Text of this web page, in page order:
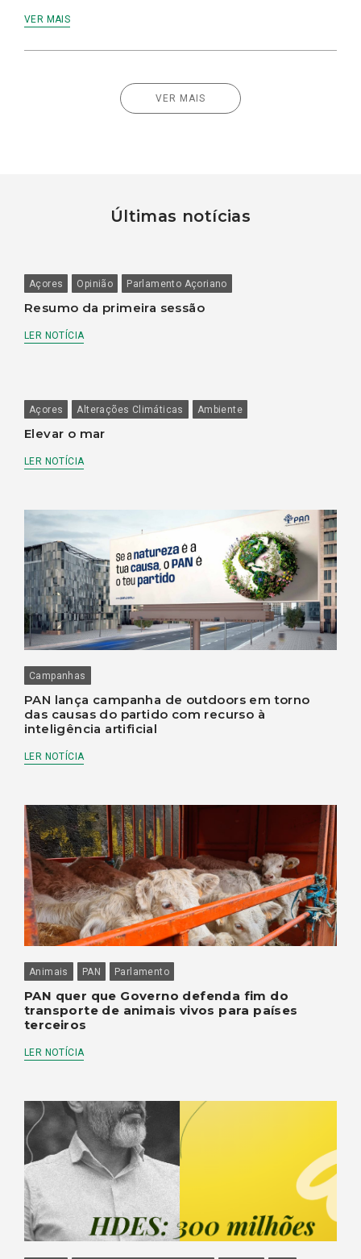
VER MAIS
VER MAIS
Últimas notícias
Açores Opinião Parlamento Açoriano
Resumo da primeira sessão
LER NOTÍCIA
Açores Alterações Climáticas Ambiente
Elevar o mar
LER NOTÍCIA
Campanhas
PAN lança campanha de outdoors em torno
das causas do partido com recurso à
inteligência artificial
LER NOTÍCIA
Animais PAN Parlamento
PAN quer que Governo defenda fim do
transporte de animais vivos para países
terceiros
LER NOTÍCIA